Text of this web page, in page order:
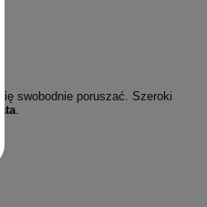
swobodnie poruszać. Szeroki
.